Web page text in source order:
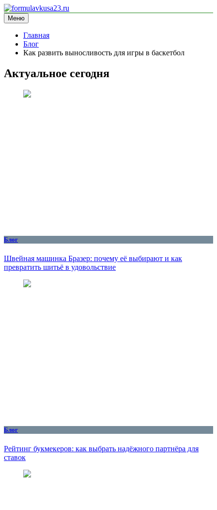
Перейти
к
содержимому
formulavkusa23.ru
блог про спорт
Меню
Главная
Блог
Как развить выносливость для игры в баскетбол
Актуальное сегодня
Блог
Швейная машинка Бразер: почему её выбирают и как
превратить шитьё в удовольствие
Блог
Рейтинг букмекеров: как выбрать надёжного партнёра для
ставок